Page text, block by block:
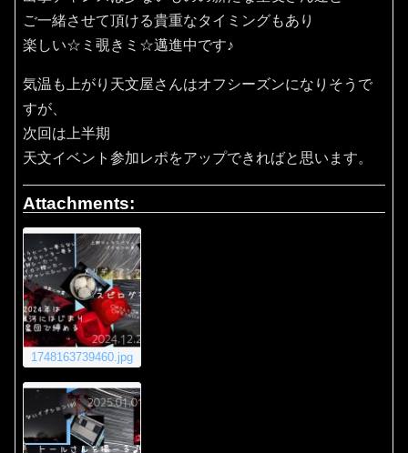
ご一緒させて頂ける貴重なタイミングもあり
楽しい☆ミ覗きミ☆邁進中です♪
気温も上がり天文屋さんはオフシーズンになりそうで
すが、
次回は上半期
天文イベント参加レポをアップできればと思います。
Attachments:
1748163739460.jpg